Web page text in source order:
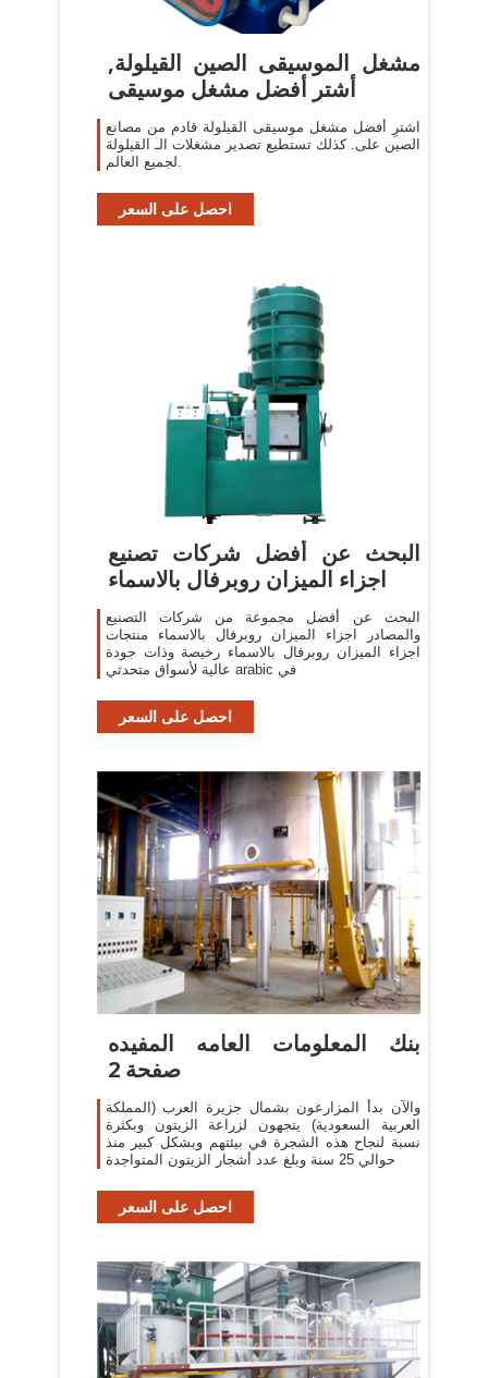
مشغل الموسيقى الصين القيلولة,
أشترِ أفضل مشغل موسيقى
اشترِ أفضل مشغل موسيقى القيلولة قادم من مصانع
الصين على. كذلك تستطيع تصدير مشغلات الـ القيلولة
لجميع العالم.
احصل على السعر
البحث عن أفضل شركات تصنيع
اجزاء الميزان روبرفال بالاسماء
البحث عن أفضل مجموعة من شركات التصنيع
والمصادر اجزاء الميزان روبرفال بالاسماء منتجات
اجزاء الميزان روبرفال بالاسماء رخيصة وذات جودة
عالية لأسواق متحدثي arabic في
احصل على السعر
بنك المعلومات العامه المفيده
صفحة 2
والآن بدأ المزارعون بشمال جزيرة العرب (المملكة
العربية السعودية) يتجهون لزراعة الزيتون وبكثرة
نسبة لنجاح هذه الشجرة في بيئتهم وبشكل كبير منذ
حوالي 25 سنة وبلغ عدد أشجار الزيتون المتواجدة
احصل على السعر